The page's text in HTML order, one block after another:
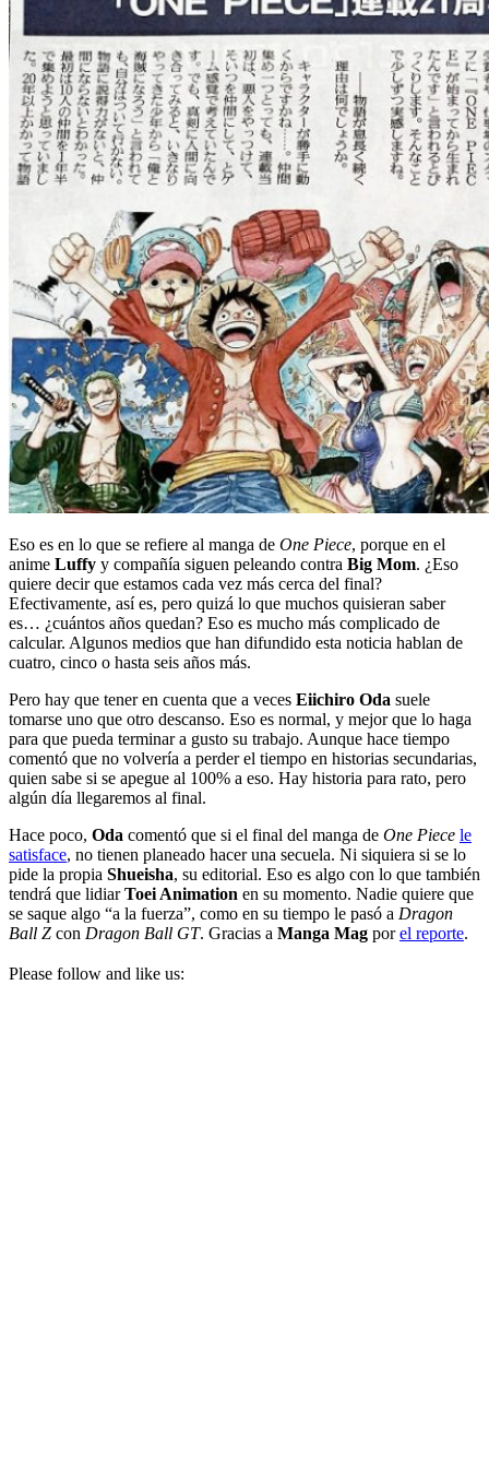
Eso es en lo que se refiere al manga de One Piece, porque en el
anime Luffy y compañía siguen peleando contra Big Mom. ¿Eso
quiere decir que estamos cada vez más cerca del final?
Efectivamente, así es, pero quizá lo que muchos quisieran saber
es… ¿cuántos años quedan? Eso es mucho más complicado de
calcular. Algunos medios que han difundido esta noticia hablan de
cuatro, cinco o hasta seis años más.
Pero hay que tener en cuenta que a veces Eiichiro Oda suele
tomarse uno que otro descanso. Eso es normal, y mejor que lo haga
para que pueda terminar a gusto su trabajo. Aunque hace tiempo
comentó que no volvería a perder el tiempo en historias secundarias,
quien sabe si se apegue al 100% a eso. Hay historia para rato, pero
algún día llegaremos al final.
Hace poco, Oda comentó que si el final del manga de One Piece le
satisface, no tienen planeado hacer una secuela. Ni siquiera si se lo
pide la propia Shueisha, su editorial. Eso es algo con lo que también
tendrá que lidiarToei Animation en su momento. Nadie quiere que
se saque algo “a la fuerza”, como en su tiempo le pasó a Dragon
Ball Z con Dragon Ball GT. Gracias a Manga Mag porel reporte.
Please follow and like us: